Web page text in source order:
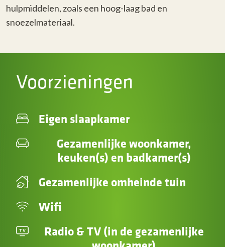
hulpmiddelen, zoals een hoog-laag bad en
snoezelmateriaal.
Voorzieningen
Eigen slaapkamer
Gezamenlijke woonkamer,
keuken(s) en badkamer(s)
Gezamenlijke omheinde tuin
Wifi
Radio & TV (in de gezamenlijke